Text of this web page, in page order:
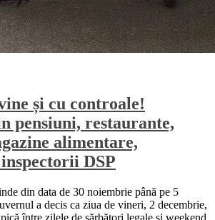
și cu controale!
pensiuni, restaurante,
alimentare,
DSP
din data de 30 noiembrie până pe 5
a decis ca ziua de vineri, 2 decembrie,